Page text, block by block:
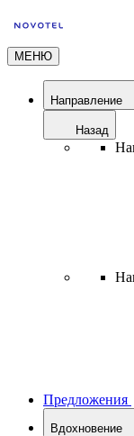
МЕНЮ
Направление
Назад
Предложения
Вдохновение